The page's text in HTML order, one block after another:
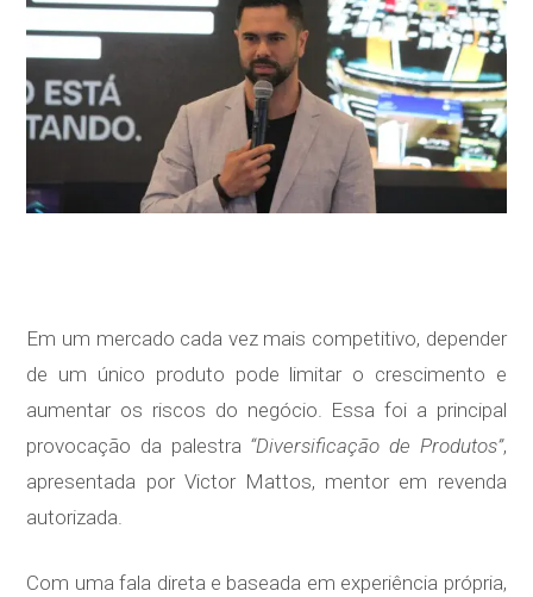
Em um mercado cada vez mais competitivo, depender
de um único produto pode limitar o crescimento e
aumentar os riscos do negócio. Essa foi a principal
provocação da palestra “Diversificação de Produtos”,
apresentada por Victor Mattos, mentor em revenda
autorizada.
Com uma fala direta e baseada em experiência própria,